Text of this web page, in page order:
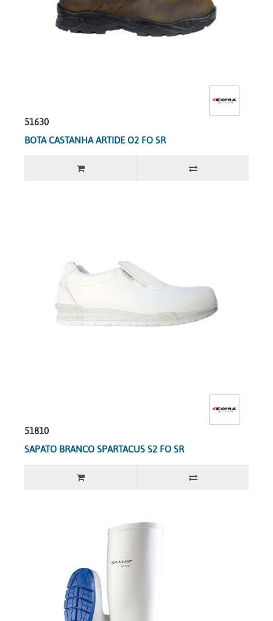
51630
BOTA CASTANHA ARTIDE O2 FO SR
51810
SAPATO BRANCO SPARTACUS S2 FO SR